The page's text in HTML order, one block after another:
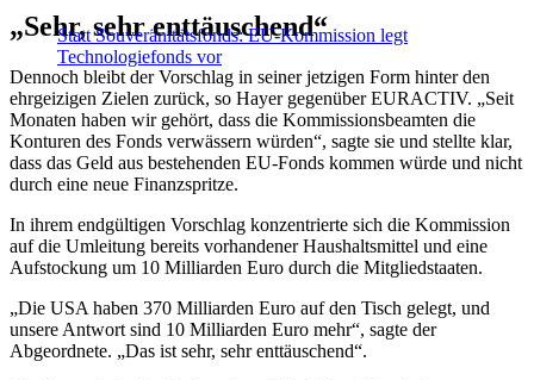
Statt Souveränitätsfonds: EU-Kommission legt
Technologiefonds vor
„Sehr, sehr enttäuschend“
Dennoch bleibt der Vorschlag in seiner jetzigen Form hinter den
ehrgeizigen Zielen zurück, so Hayer gegenüber EURACTIV. „Seit
Monaten haben wir gehört, dass die Kommissionsbeamten die
Konturen des Fonds verwässern würden“, sagte sie und stellte klar,
dass das Geld aus bestehenden EU-Fonds kommen würde und nicht
durch eine neue Finanzspritze.
In ihrem endgültigen Vorschlag konzentrierte sich die Kommission
auf die Umleitung bereits vorhandener Haushaltsmittel und eine
Aufstockung um 10 Milliarden Euro durch die Mitgliedstaaten.
„Die USA haben 370 Milliarden Euro auf den Tisch gelegt, und
unsere Antwort sind 10 Milliarden Euro mehr“, sagte der
Abgeordnete. „Das ist sehr, sehr enttäuschend“.